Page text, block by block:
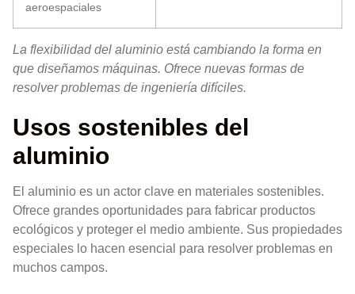
aeroespaciales
La flexibilidad del aluminio está cambiando la forma en
que diseñamos máquinas. Ofrece nuevas formas de
resolver problemas de ingeniería difíciles.
Usos sostenibles del
aluminio
El aluminio es un actor clave en materiales sostenibles.
Ofrece grandes oportunidades para fabricar productos
ecológicos y proteger el medio ambiente. Sus propiedades
especiales lo hacen esencial para resolver problemas en
muchos campos.